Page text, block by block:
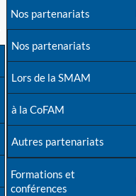
Nos partenariats
Nos partenariats
Lors de la SMAM
à la CoFAM
Autres partenariats
Formations et
conférences